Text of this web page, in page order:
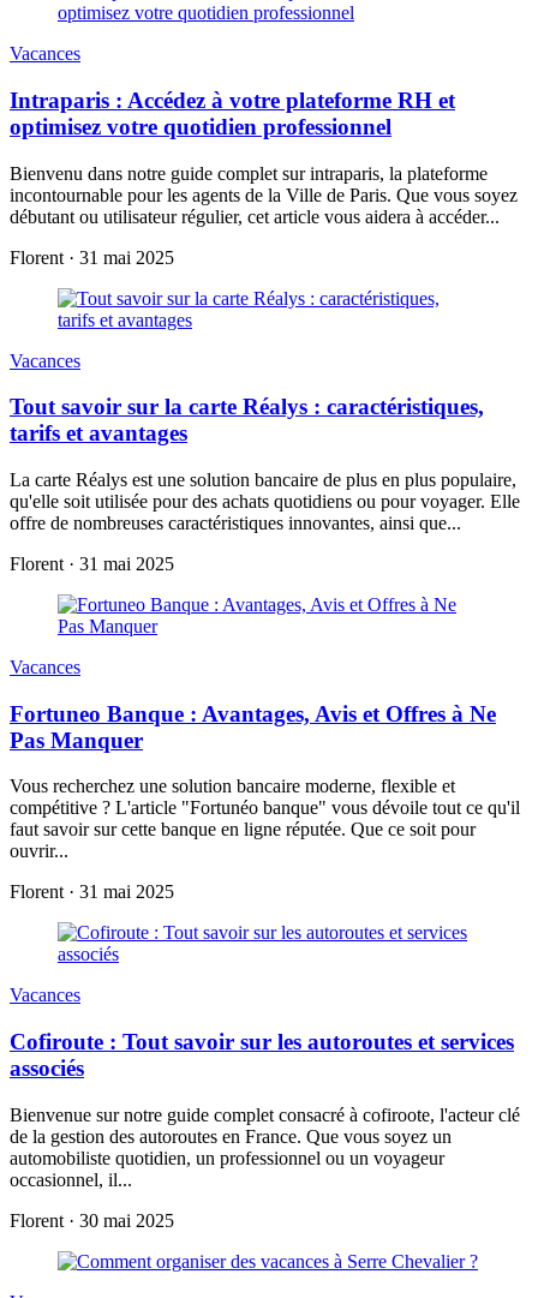
Vacances
Intraparis : Accédez à votre plateforme RH et
optimisez votre quotidien professionnel
Bienvenu dans notre guide complet sur intraparis, la plateforme
incontournable pour les agents de la Ville de Paris. Que vous soyez
débutant ou utilisateur régulier, cet article vous aidera à accéder...
Florent · 31 mai 2025
Vacances
Tout savoir sur la carte Réalys : caractéristiques,
tarifs et avantages
La carte Réalys est une solution bancaire de plus en plus populaire,
qu'elle soit utilisée pour des achats quotidiens ou pour voyager. Elle
offre de nombreuses caractéristiques innovantes, ainsi que...
Florent · 31 mai 2025
Vacances
Fortuneo Banque : Avantages, Avis et Offres à Ne
Pas Manquer
Vous recherchez une solution bancaire moderne, flexible et
compétitive ? L'article "Fortunéo banque" vous dévoile tout ce qu'il
faut savoir sur cette banque en ligne réputée. Que ce soit pour
ouvrir...
Florent · 31 mai 2025
Vacances
Cofiroute : Tout savoir sur les autoroutes et services
associés
Bienvenue sur notre guide complet consacré à cofiroote, l'acteur clé
de la gestion des autoroutes en France. Que vous soyez un
automobiliste quotidien, un professionnel ou un voyageur
occasionnel, il...
Florent · 30 mai 2025